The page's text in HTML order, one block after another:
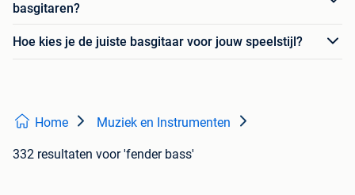
basgitaren?
Hoe kies je de juiste basgitaar voor jouw speelstijl?
Home Muziek en Instrumenten
332 resultaten voor 'fender bass'